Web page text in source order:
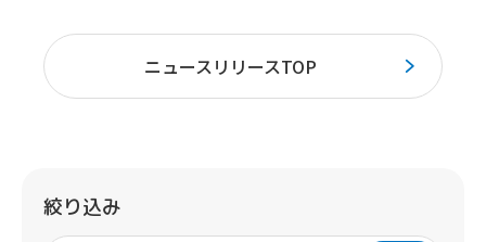
ニュースリリースTOP
絞り込み